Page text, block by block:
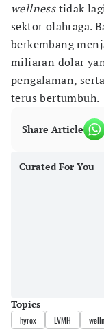
wellnesstidak
sektor olahraga.
berkembang
miliaran dolar
pengalaman,
terus bertumbuh.
Share Article
Curated For You
Topics
hyrox LVMH